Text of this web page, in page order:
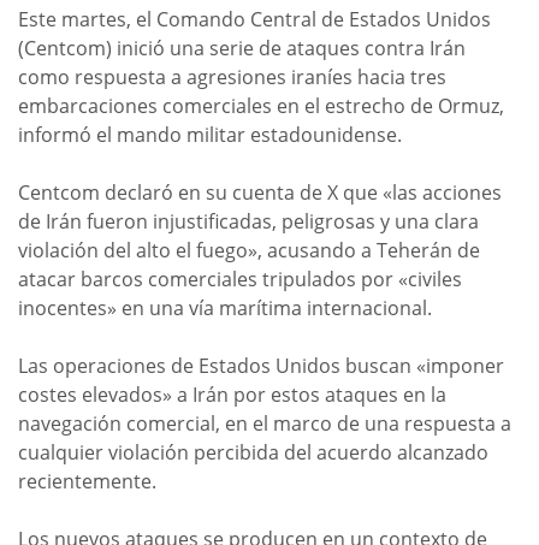
Este martes, el Comando Central de Estados Unidos
(Centcom) inició una serie de ataques contra Irán
como respuesta a agresiones iraníes hacia tres
embarcaciones comerciales en el estrecho de Ormuz,
informó el mando militar estadounidense.
Centcom declaró en su cuenta de X que «las acciones
de Irán fueron injustificadas, peligrosas y una clara
violación del alto el fuego», acusando a Teherán de
atacar barcos comerciales tripulados por «civiles
inocentes» en una vía marítima internacional.
Las operaciones de Estados Unidos buscan «imponer
costes elevados» a Irán por estos ataques en la
navegación comercial, en el marco de una respuesta a
cualquier violación percibida del acuerdo alcanzado
recientemente.
Los nuevos ataques se producen en un contexto de